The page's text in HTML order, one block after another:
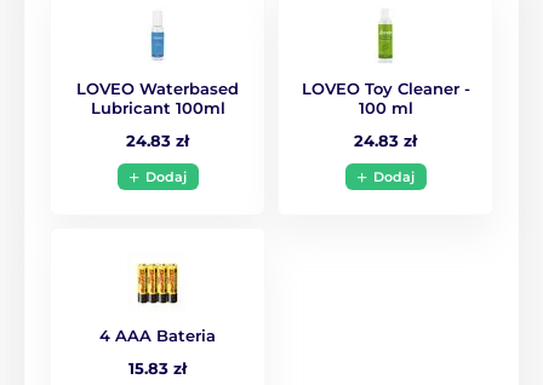
LOVEO Waterbased
Lubricant 100ml
24.83 zł
Dodaj
LOVEO Toy Cleaner -
100 ml
24.83 zł
Dodaj
4 AAA Bateria
15.83 zł